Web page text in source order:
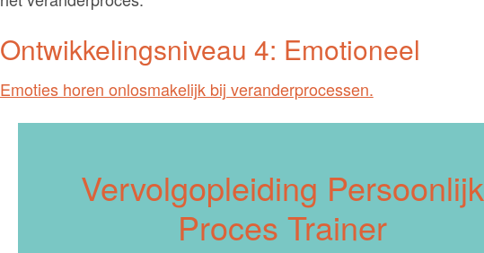
Ontwikkelingsniveau 4: Emotioneel
Emoties horen onlosmakelijk bij veranderprocessen.
Vervolgopleiding Persoonlijk
Proces Trainer